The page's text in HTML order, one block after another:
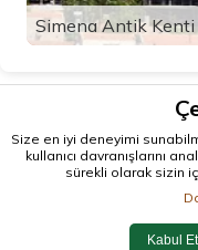
Simena Antik Kenti
Size en iyi deneyimi
kullanıcı davranışlarını
sürekli olarak sizin
Kabul Et